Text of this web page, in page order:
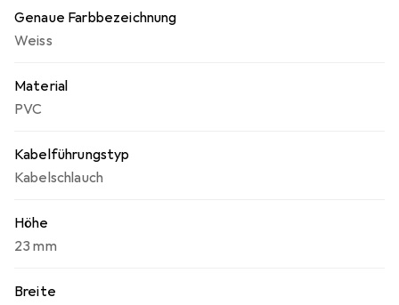
Genaue Farbbezeichnung
Weiss
Material
PVC
Kabelführungstyp
Kabelschlauch
Höhe
23 mm
Breite